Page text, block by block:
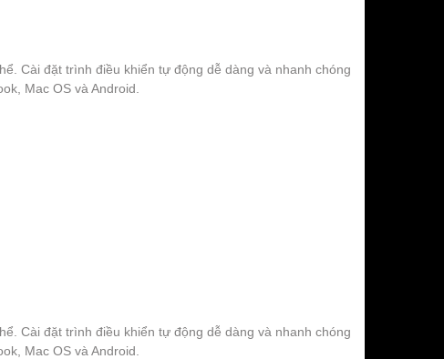
Cài đặt trình điều khiển tự động dễ dàng và nhanh chóng
Mac OS và Android.
Cài đặt trình điều khiển tự động dễ dàng và nhanh chóng
Mac OS và Android.